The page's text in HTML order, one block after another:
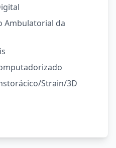
Ambulatorial da
Strain/3D